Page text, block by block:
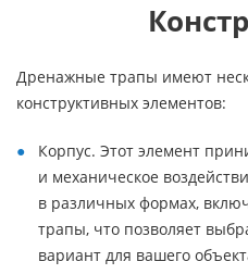
Дренажные трапы имеют
конструктивных элементов:
Корпус. Этот элемент
и механическое
в различных формах,
трапы, что позволяет
вариант для вашего